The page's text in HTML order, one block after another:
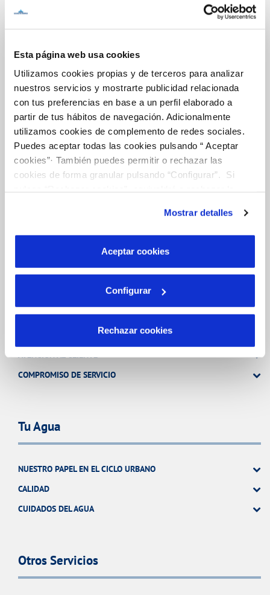
Esta página web usa cookies
Utilizamos cookies propias y de terceros para analizar
nuestros servicios y mostrarte publicidad relacionada
con tus preferencias en base a un perfil elaborado a
partir de tus hábitos de navegación. Adicionalmente
utilizamos cookies de complemento de redes sociales.
Puedes aceptar todas las cookies pulsando “ Aceptar
cookies”· También puedes permitir o rechazar las
cookies de forma granular pulsando “Configurar”. Si
son indispensables para que el sitio web funcione y que
por tanto no se pueden desactivar. Puedes consultar
más información en nuestraPolítica de Cookies
Mostrar detalles
Aceptar cookies
Configurar
Rechazar cookies
Gestiones Online
FACTURAS, PAGOS Y CONSUMOS
CONTRATOS
MODIFICACIÓN DE DATOS
INCIDENCIAS
ATENCIÓN AL CLIENTE
COMPROMISO DE SERVICIO
Tu Agua
NUESTRO PAPEL EN EL CICLO URBANO
CALIDAD
CUIDADOS DEL AGUA
Otros Servicios